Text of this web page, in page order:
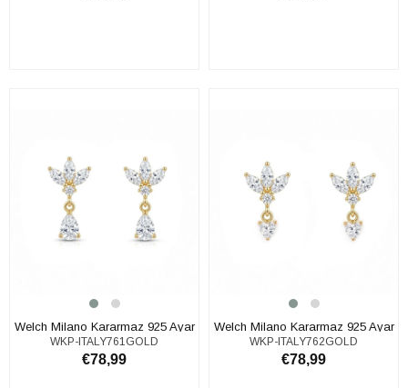
Welch Milano Kararmaz 925 Ayar
Gümüş Minimal Küpe
WKP-ITALY761GOLD
€78,99
Welch Milano Kararmaz 925 Ayar
Gümüş Minimal Küpe
WKP-ITALY762GOLD
€78,99